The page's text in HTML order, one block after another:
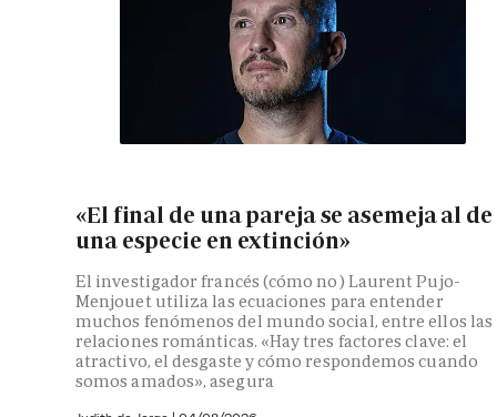
«El final de una pareja se asemeja al de
una especie en extinción»
El investigador francés (cómo no) Laurent Pujo-
Menjouet utiliza las ecuaciones para entender
muchos fenómenos del mundo social, entre ellos las
relaciones románticas. «Hay tres factores clave: el
atractivo, el desgaste y cómo respondemos cuando
somos amados», asegura